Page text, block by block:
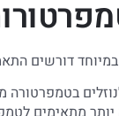
דורשים